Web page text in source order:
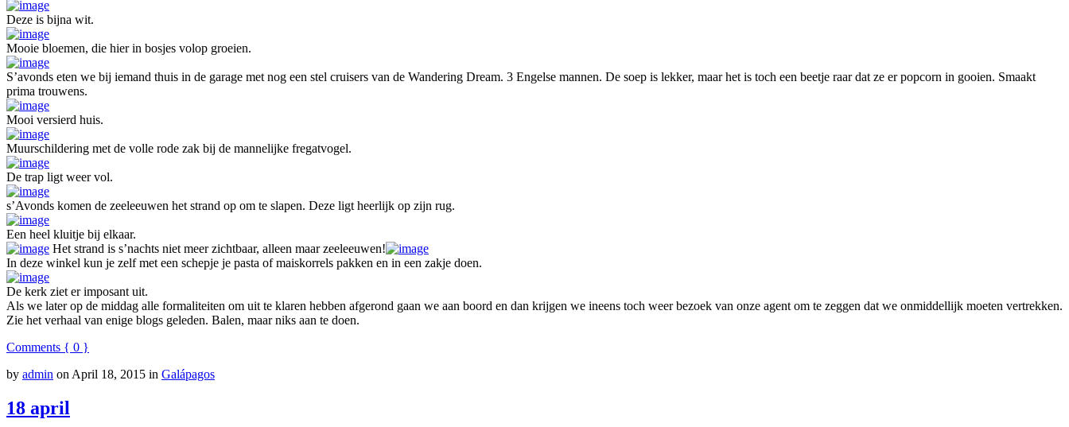
Deze is bijna wit.
Mooie bloemen, die hier in bosjes volop groeien.
S’avonds eten we bij iemand thuis in de garage met nog een stel cruisers van de Wandering Dream. 3 Engelse mannen. De soep is lekker, maar het is toch een beetje raar dat ze er popcorn in gooien. Smaakt
prima trouwens.
Mooi versierd huis.
Muurschildering met de volle rode zak bij de mannelijke fregatvogel.
De trap ligt weer vol.
s’Avonds komen de zeeleeuwen het strand op om te slapen. Deze ligt heerlijk op zijn rug.
Een heel kluitje bij elkaar.
Het strand is s’nachts niet meer zichtbaar, alleen maar zeeleeuwen!
In deze winkel kun je zelf met een schepje je pasta of maiskorrels pakken en in een zakje doen.
De kerk ziet er imposant uit.
Als we later op de middag alle formaliteiten om uit te klaren hebben afgerond gaan we aan boord en dan krijgen we ineens toch weer bezoek van onze agent om te zeggen dat we onmiddellijk moeten vertrekken.
Zie het verhaal van enige blogs geleden. Balen, maar niks aan te doen.
Comments { 0 }
by admin on April 18, 2015 in Galápagos
18 april